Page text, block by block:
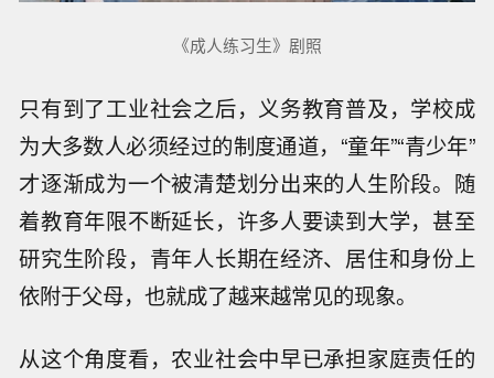
《成人练习生》剧照
只有到了工业社会之后，义务教育普及，学校成
为大多数人必须经过的制度通道，“童年”“青少年”
才逐渐成为一个被清楚划分出来的人生阶段。随
着教育年限不断延长，许多人要读到大学，甚至
研究生阶段，青年人长期在经济、居住和身份上
依附于父母，也就成了越来越常见的现象。
从这个角度看，农业社会中早已承担家庭责任的